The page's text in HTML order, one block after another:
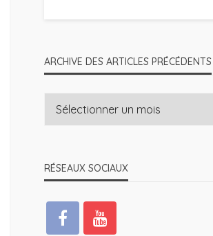
ARCHIVE DES ARTICLES PRÉCÉDENTS
RÉSEAUX SOCIAUX